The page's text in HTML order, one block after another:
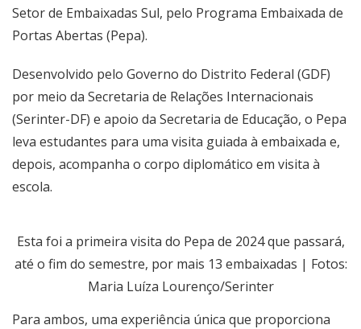
Setor de Embaixadas Sul, pelo Programa Embaixada de
Portas Abertas (Pepa).
Desenvolvido pelo Governo do Distrito Federal (GDF)
por meio da Secretaria de Relações Internacionais
(Serinter-DF) e apoio da Secretaria de Educação, o Pepa
leva estudantes para uma visita guiada à embaixada e,
depois, acompanha o corpo diplomático em visita à
escola.
Esta foi a primeira visita do Pepa de 2024 que passará,
até o fim do semestre, por mais 13 embaixadas | Fotos:
Maria Luíza Lourenço/Serinter
Para ambos, uma experiência única que proporciona